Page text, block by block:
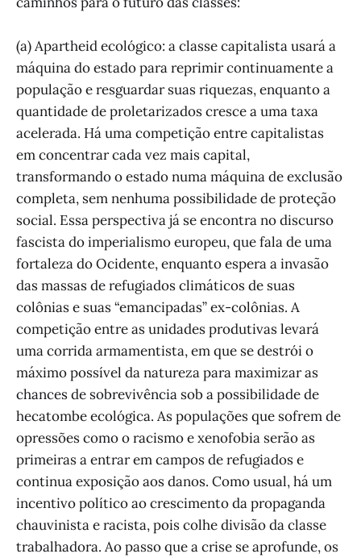
(a) Apartheid ecológico: a classe capitalista usará a
máquina do estado para reprimir continuamente a
população e resguardar suas riquezas, enquanto a
quantidade de proletarizados cresce a uma taxa
acelerada. Há uma competição entre capitalistas
em concentrar cada vez mais capital,
transformando o estado numa máquina de exclusão
completa, sem nenhuma possibilidade de proteção
social. Essa perspectiva já se encontra no discurso
fascista do imperialismo europeu, que fala de uma
fortaleza do Ocidente, enquanto espera a invasão
das massas de refugiados climáticos de suas
colônias e suas “emancipadas” ex-colônias. A
competição entre as unidades produtivas levará
uma corrida armamentista, em que se destrói o
máximo possível da natureza para maximizar as
chances de sobrevivência sob a possibilidade de
hecatombe ecológica. As populações que sofrem de
opressões como o racismo e xenofobia serão as
primeiras a entrar em campos de refugiados e
continua exposição aos danos. Como usual, há um
incentivo político ao crescimento da propaganda
chauvinista e racista, pois colhe divisão da classe
trabalhadora. Ao passo que a crise se aprofunde, os